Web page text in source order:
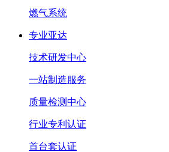
燃气系统
专业亚达
技术研发中心
一站制造服务
质量检测中心
行业专利认证
首台套认证